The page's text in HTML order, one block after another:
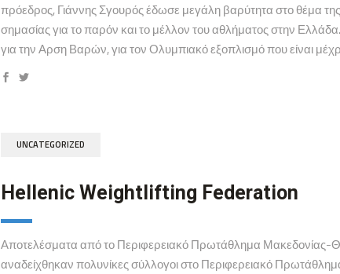
πρόεδρος, Γιάννης Σγουρός έδωσε μεγάλη βαρύτητα στο θέμα
σημασίας για το παρόν και το μέλλον του αθλήματος στην
για την Αρση Βαρών, για τον Ολυμπιακό εξοπλισμό που είναι
UNCATEGORIZED
Hellenic Weightlifting Federation
Αποτελέσματα από το Περιφερειακό Πρωτάθλημα Μακεδονίας-
αναδείχθηκαν πολυνίκες σύλλογοι στο Περιφερειακό